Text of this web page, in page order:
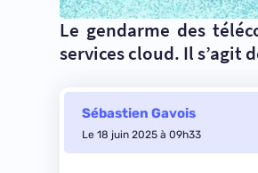
Le gendarme des
services cloud. Il s’agit
Sébastien Gavois
Le 18 juin 2025 à 09h33